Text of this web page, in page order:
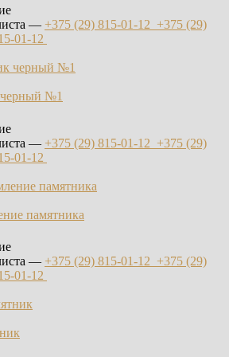
— +375 (29) 815-01-12 +375 (29)
01-12
черный №1
— +375 (29) 815-01-12 +375 (29)
01-12
памятника
— +375 (29) 815-01-12 +375 (29)
01-12